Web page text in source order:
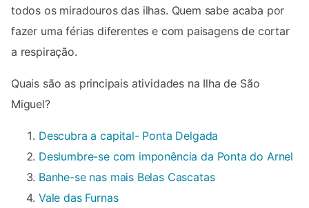
todos os miradouros das ilhas. Quem sabe acaba por
fazer uma férias diferentes e com paisagens de cortar
a respiração.
Quais são as principais atividades na Ilha de São
Miguel?
Descubra a capital- Ponta Delgada
Deslumbre-se com imponência da Ponta do Arnel
Banhe-se nas mais Belas Cascatas
Vale das Furnas